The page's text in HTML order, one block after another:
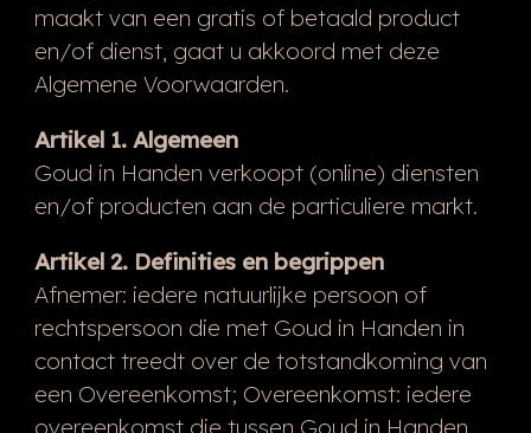
maakt van een gratis of betaald product
en/of dienst, gaat u akkoord met deze
Algemene Voorwaarden.
Artikel 1. Algemeen
Goud in Handen verkoopt (online) diensten
en/of producten aan de particuliere markt.
Artikel 2. Definities en begrippen
Afnemer: iedere natuurlijke persoon of
rechtspersoon die met Goud in Handen in
contact treedt over de totstandkoming van
een Overeenkomst; Overeenkomst: iedere
overeenkomst die tussen Goud in Handen